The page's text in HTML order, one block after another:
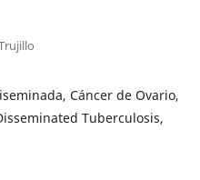
Cáncer de Ovario,
Tuberculosis,